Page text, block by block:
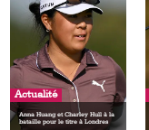
Actualité
Anna Huang et Charley Hull à la
bataille pour le titre à Londres